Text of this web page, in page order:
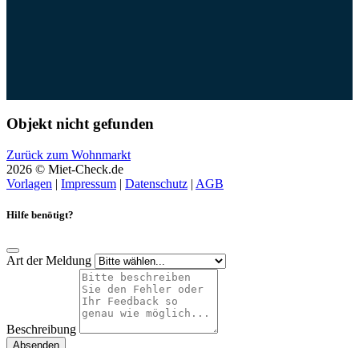
Objekt nicht gefunden
Zurück zum Wohnmarkt
2026 © Miet-Check.de
Vorlagen | Impressum | Datenschutz | AGB
Hilfe benötigt?
Art der Meldung
Beschreibung
Absenden